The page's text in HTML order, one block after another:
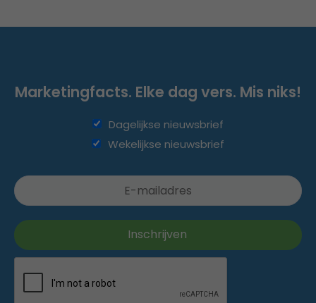
Marketingfacts. Elke dag vers. Mis niks!
Dagelijkse nieuwsbrief
Wekelijkse nieuwsbrief